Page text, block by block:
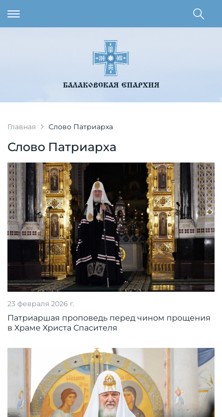
БАЛАКОВСКАЯ ЕПАРХИЯ
Главная Слово Патриарха
Слово Патриарха
23 февраля 2026 г.
Патриаршая проповедь перед чином прощения
в Храме Христа Спасителя